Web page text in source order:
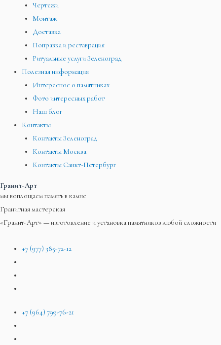
Чертежи
Монтаж
Доставка
Поправка и реставрация
Ритуальные услуги Зеленоград
Полезная информация
Интересное о памятниках
Фото интересных работ
Наш блог
Контакты
Контакты Зеленоград
Контакты Москва
Контакты Санкт-Петербург
Гранит-Арт
мы воплощаем память в камне
Гранитная мастерская
«Гранит-Арт» — изготовление и установка памятников любой сложности
+7 (977) 385-72-12
+7 (964) 799-76-21